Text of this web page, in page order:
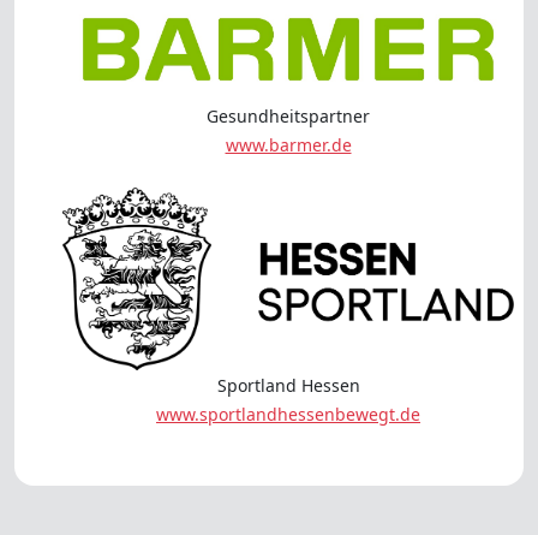
Gesundheitspartner
www.barmer.de
Sportland Hessen
www.sportlandhessenbewegt.de